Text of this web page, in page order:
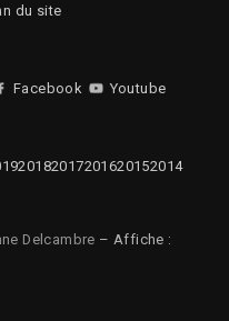
du site
Facebook Youtube
20182017201620152014
Delcambre – Affiche :